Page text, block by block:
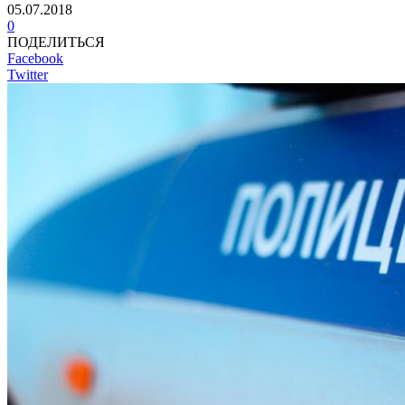
05.07.2018
0
ПОДЕЛИТЬСЯ
Facebook
Twitter